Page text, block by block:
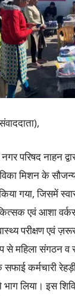
परिषद नाहन
मिशन के
गया, जिसमें
एवं आशा
परीक्षण एवं
महिला संगठन व
कर्मचारी
लिया। इस